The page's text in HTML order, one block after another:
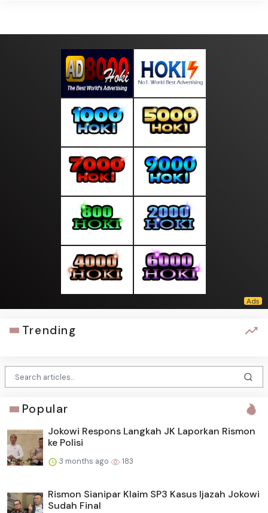
Trending
Popular
Jokowi Respons Langkah JK Laporkan Rismon
ke Polisi
3 months ago 183
Rismon Sianipar Klaim SP3 Kasus Ijazah Jokowi
Sudah Final